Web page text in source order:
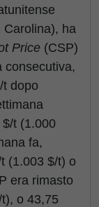
Carolina), ha
Price (CSP)
consecutiva,
t dopo
t (1.000
fa,
(1.003 $/t) o
era rimasto
o 43,75